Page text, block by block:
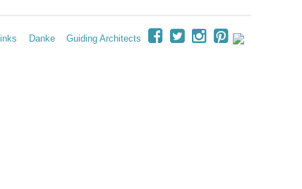
Facebook
TwitterInstagram
Pinterest
Danke Guiding Architects